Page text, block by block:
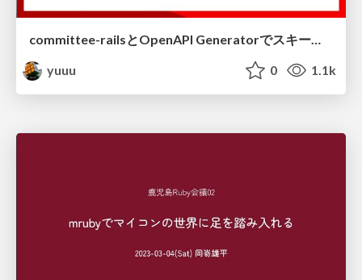
committee-railsとOpenAPI Generatorでスキーマ駆動なAPI開発をする
yuuu
0 1.1k